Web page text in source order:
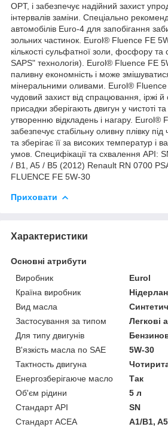
OPT, і забезпечує надійний захист
інтервалів заміни. Спеціально
автомобілів Euro-4 для запобігання
зольних частинок. Eurol® Fluence FE
кількості сульфатної золи, фосфору та
SAPS" технологія). Eurol® Fluence FE
паливну економність і може
мінеральними оливами. Eurol® Fluence
чудовий захист від спрацювання, іржі й
присадки зберігають двигун у чистоті
утворенню відкладень і нагару. Eurol®
забезпечує стабільну оливну плівку
та зберігає її за високих температур і
умов. Специфікації та схвалення API:
/ B1, A5 / B5 (2012) Renault RN 0700
FLUENCE FE 5W-30
Приховати
Характеристики
Основні атрибути
Виробник
Eurol
Країна виробник
Вид масла
Застосування за типом
Легкові
Для типу двигунів
В'язкість масла по SAE
5W-30
Тактность двигуна
Енергозберігаюче масло
Так
Об'єм рідини
5 л
Стандарт API
SN
Стандарт ACEA
A1/B1,